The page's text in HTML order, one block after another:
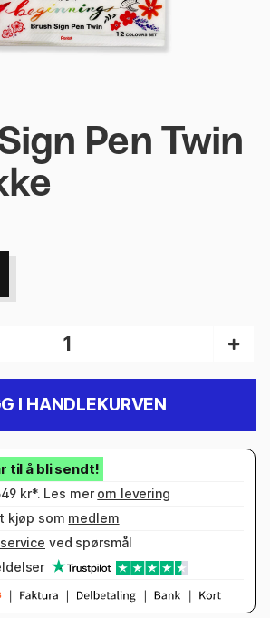
Pen Twin
I HANDLEKURVEN
kr*. Les mer om levering
kjøp som medlem
ved spørsmål